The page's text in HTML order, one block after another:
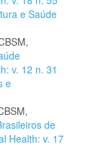
e Saúde
v. 12 n. 31
e
de
Health: v. 17